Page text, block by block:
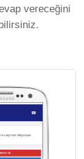
vereceğini